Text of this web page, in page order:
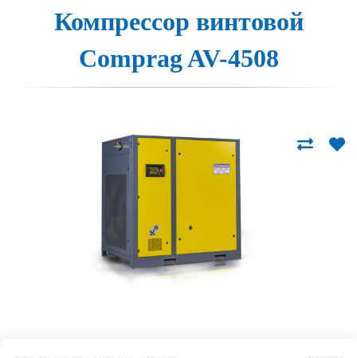
Компрессор вин­то­вой
Comprag AV-4508